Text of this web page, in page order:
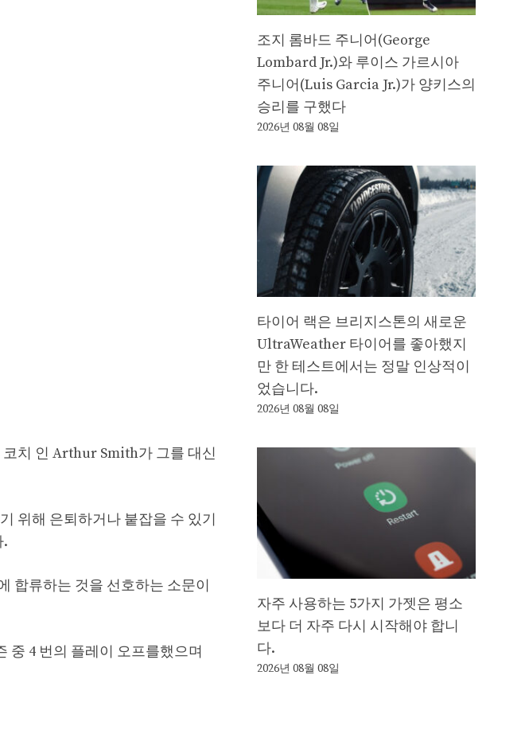
치 인 Arthur Smith가 그를 대신
위해 은퇴하거나 붙잡을 수 있기
.
합류하는 것을 선호하는 소문이
중 4 번의 플레이 오프를했으며
조지 롬바드 주니어(George
Lombard Jr.)와 루이스 가르시아
주니어(Luis Garcia Jr.)가 양키스의
승리를 구했다
2026년 08월 08일
타이어 랙은 브리지스톤의 새로운
UltraWeather 타이어를 좋아했지
만 한 테스트에서는 정말 인상적이
었습니다.
2026년 08월 08일
자주 사용하는 5가지 가젯은 평소
보다 더 자주 다시 시작해야 합니
다.
2026년 08월 08일